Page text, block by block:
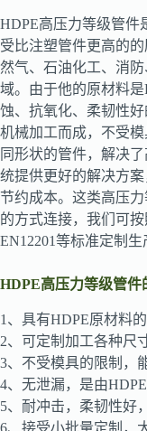
HDPE高压力等级管件
受比注塑管件更高的
然气、石油化工、消
域。由于他的原材料
蚀、抗氧化、柔韧性
机械加工而成，不受
同形状的管件，解决
统提供更好的解决方
节约成本。这类高压
的方式连接，我们可按
EN12201等标准定制生
HDPE高压力等级管件
1、具有HDPE原材料
2、可定制加工各种尺
3、不受模具的限制，
4、无泄漏，是由
5、耐冲击，柔韧性好
6、接受小批量定制，